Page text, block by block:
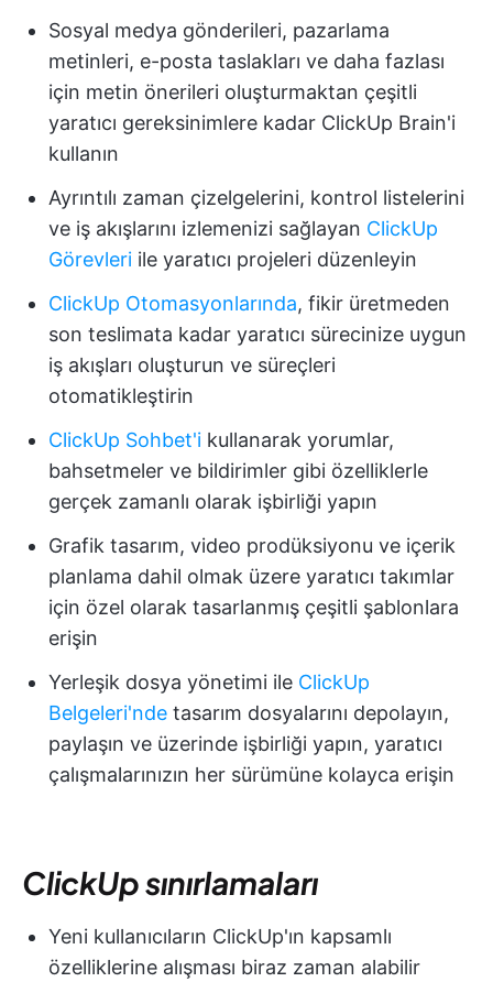
Sosyal medya gönderileri, pazarlama
metinleri, e-posta taslakları ve daha fazlası
için metin önerileri oluşturmaktan çeşitli
yaratıcı gereksinimlere kadar ClickUp Brain'i
kullanın
Ayrıntılı zaman çizelgelerini, kontrol listelerini
ve iş akışlarını izlemenizi sağlayan ClickUp
Görevleri ile yaratıcı projeleri düzenleyin
ClickUp Otomasyonlarında, fikir üretmeden
son teslimata kadar yaratıcı sürecinize uygun
iş akışları oluşturun ve süreçleri
otomatikleştirin
ClickUp Sohbet'i kullanarak yorumlar,
bahsetmeler ve bildirimler gibi özelliklerle
gerçek zamanlı olarak işbirliği yapın
Grafik tasarım, video prodüksiyonu ve içerik
planlama dahil olmak üzere yaratıcı takımlar
için özel olarak tasarlanmış çeşitli şablonlara
erişin
Yerleşik dosya yönetimi ile ClickUp
Belgeleri'nde tasarım dosyalarını depolayın,
paylaşın ve üzerinde işbirliği yapın, yaratıcı
çalışmalarınızın her sürümüne kolayca erişin
ClickUp sınırlamaları
Yeni kullanıcıların ClickUp'ın kapsamlı
özelliklerine alışması biraz zaman alabilir